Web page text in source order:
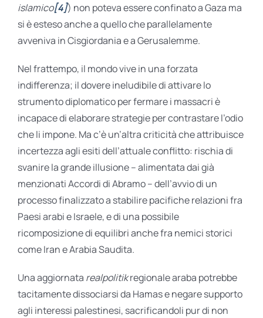
islamico[4]) non poteva essere confinato a Gaza ma
si è esteso anche a quello che parallelamente
avveniva in Cisgiordania e a Gerusalemme.
Nel frattempo, il mondo vive in una forzata
indifferenza; il dovere ineludibile di attivare lo
strumento diplomatico per fermare i massacri è
incapace di elaborare strategie per contrastare l’odio
che li impone. Ma c’è un’altra criticità che attribuisce
incertezza agli esiti dell’attuale conflitto: rischia di
svanire la grande illusione – alimentata dai già
menzionati Accordi di Abramo – dell’avvio di un
processo finalizzato a stabilire pacifiche relazioni fra
Paesi arabi e Israele, e di una possibile
ricomposizione di equilibri anche fra nemici storici
come Iran e Arabia Saudita.
Una aggiornata realpolitikregionale araba potrebbe
tacitamente dissociarsi da Hamas e negare supporto
agli interessi palestinesi, sacrificandoli pur di non